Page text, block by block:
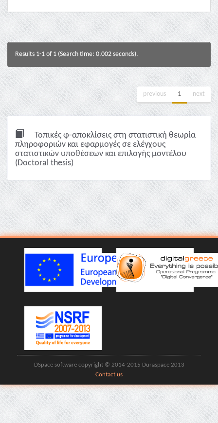
Results 1-1 of 1 (Search time: 0.002 seconds).
previous 1 next
Τοπικές φ-αποκλίσεις στη στατιστική θεωρία
πληροφοριών και εφαρμογές σε ελέγχους
στατιστικών υποθέσεων και επιλογής μοντέλου
(Doctoral thesis)
DSpace software copyright © 2014-2015 Duraspace 2013
Contact us